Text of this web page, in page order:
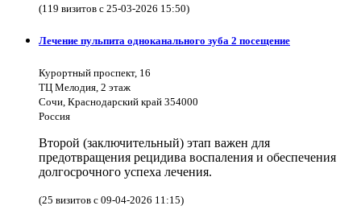
(119 визитов с 25-03-2026 15:50)
Лечение пульпита одноканального зуба 2 посещение
Курортный проспект, 16
ТЦ Мелодия, 2 этаж
Сочи, Краснодарский край 354000
Россия
Второй (заключительный) этап важен для
предотвращения рецидива воспаления и обеспечения
долгосрочного успеха лечения.
(25 визитов с 09-04-2026 11:15)